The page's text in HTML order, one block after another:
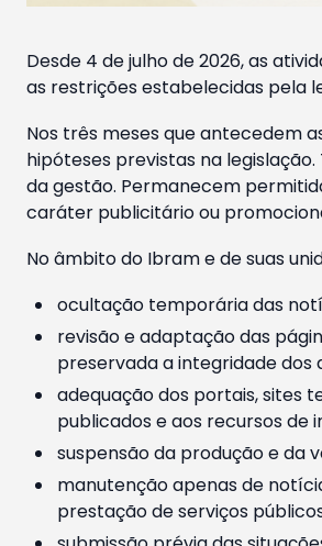
Desde 4 de julho de 2026, as
as restrições estabelecidas pela
Nos três meses que antecedem
hipóteses previstas na
da gestão. Permanecem
caráter publicitário ou
No âmbito do Ibram e de suas
ocultação temporária das
revisão e adaptação das
preservada a integridade dos
adequação dos portais, sites
publicados e aos recursos de
suspensão da produção e da
manutenção apenas de
prestação de serviços